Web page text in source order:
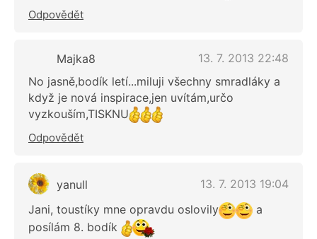
Odpovědět
Majka8
13. 7. 2013 22:48
No jasně,bodík letí...miluji všechny smradláky a
když je nová inspirace,jen uvítám,určo
vyzkouším,TISKNU
Odpovědět
yanull
13. 7. 2013 19:04
Jani, toustíky mne opravdu oslovily
a
posílám 8. bodík